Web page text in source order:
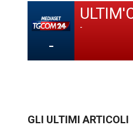
-
-
GLI ULTIMI ARTICOLI